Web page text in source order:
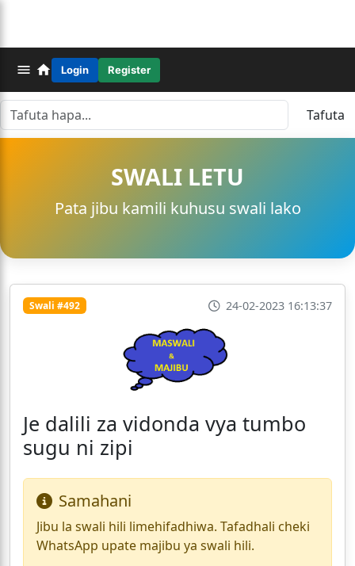
Login Register
Tafuta
SWALI LETU
Pata jibu kamili kuhusu swali lako
Swali #492 24-02-2023 16:13:37
Je dalili za vidonda vya tumbo
sugu ni zipi
Samahani
Jibu la swali hili limehifadhiwa. Tafadhali cheki
WhatsApp upate majibu ya swali hili.